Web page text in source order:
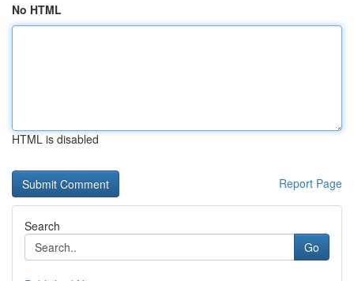
No HTML
HTML is disabled
Report Page
Search
Go